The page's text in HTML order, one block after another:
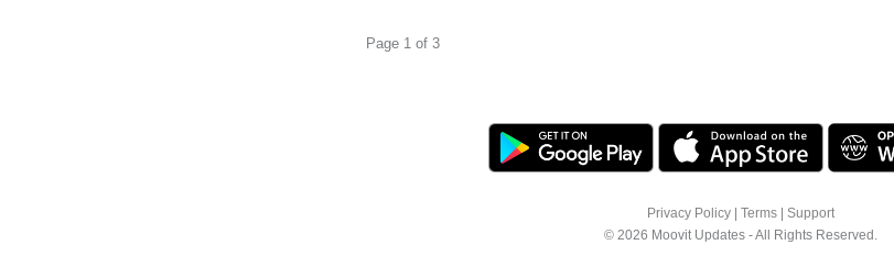
Page 1 of 3
Privacy Policy Terms
Support
© 2026 Moovit Updates - All Rights Reserved.